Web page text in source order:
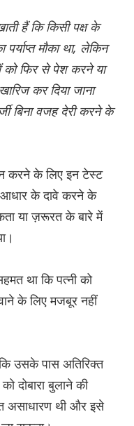
हैं कि किसी पक्ष के
मौका था, लेकिन
को फिर से पेश करने या
कर दिया जाना
बिना वजह देरी करने के
करने के लिए इन टेस्ट
आधार के दावे करने के
या ज़रूरत के बारे में
था कि पत्नी को
के लिए मजबूर नहीं
उसके पास अतिरिक्त
दोबारा बुलाने की
असाधारण थी और इसे